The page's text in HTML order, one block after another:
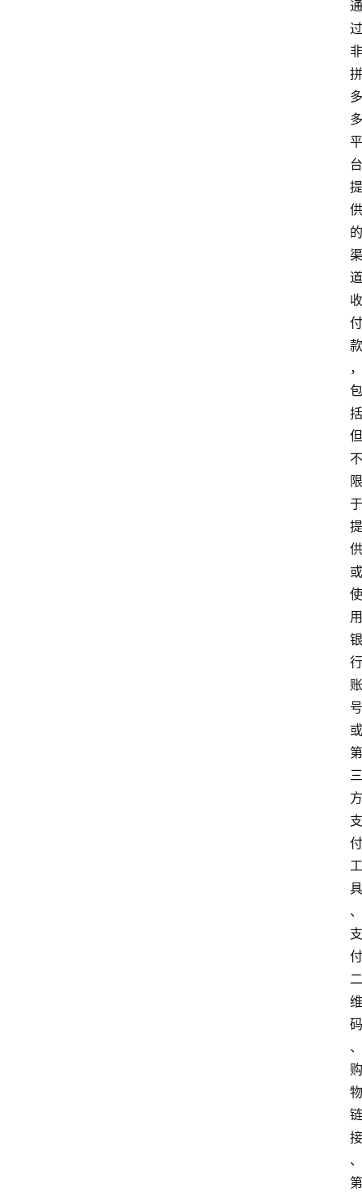
通
过
非
拼
多
多
平
台
提
供
的
渠
道
收
付
款
，
包
括
但
不
限
于
提
供
或
使
用
银
行
账
号
或
第
三
方
支
付
工
具
、
支
付
二
维
码
、
购
物
链
接
、
第